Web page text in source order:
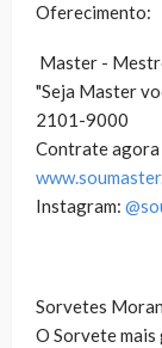
Oferecimento:
Master -
"Seja Master
2101-9000
Contrate agora
Instagram:
Sorvetes
O Sorvete